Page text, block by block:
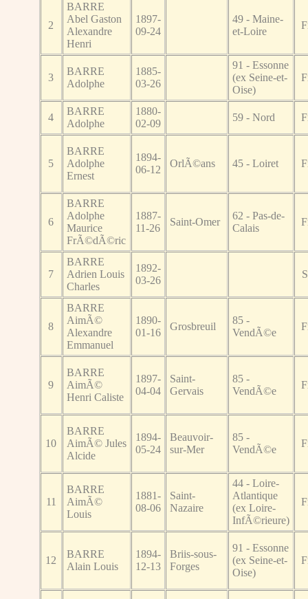
2
BARRE
Abel Gaston
Alexandre
Henri
1897-
09-24
49 - Maine-
et-Loire
3
BARRE
Adolphe
1885-
03-26
91 - Essonne
(ex Seine-et-
Oise)
4
BARRE
Adolphe
1880-
02-09
59 - Nord
5
BARRE
Adolphe
Ernest
1894-
06-12
OrlÃ©ans 45 - Loiret
6
BARRE
Adolphe
Maurice
FrÃ©dÃ©ric
1887-
11-26
Saint-Omer
62 - Pas-de-
Calais
7
BARRE
Adrien Louis
Charles
1892-
03-26
8
BARRE
AimÃ©
Alexandre
Emmanuel
1890-
01-16
Grosbreuil
85 -
VendÃ©e
9
BARRE
AimÃ©
Henri Caliste
1897-
04-04
Saint-
Gervais
85 -
VendÃ©e
10
BARRE
AimÃ© Jules
Alcide
1894-
05-24
Beauvoir-
sur-Mer
85 -
VendÃ©e
11
BARRE
AimÃ©
Louis
1881-
08-06
Saint-
Nazaire
44 - Loire-
Atlantique
(ex Loire-
InfÃ©rieure)
12
BARRE
Alain Louis
1894-
12-13
Briis-sous-
Forges
91 - Essonne
(ex Seine-et-
Oise)